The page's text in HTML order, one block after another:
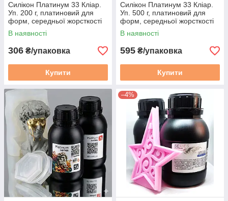
Силікон Платинум 33 Кліар.
Уп. 200 г, платиновий для
форм, середньої жорсткості
В наявності
306 ₴/упаковка
Купити
Силікон Платинум 33 Кліар.
Уп. 500 г, платиновий для
форм, середньої жорсткості
В наявності
595 ₴/упаковка
Купити
–4%